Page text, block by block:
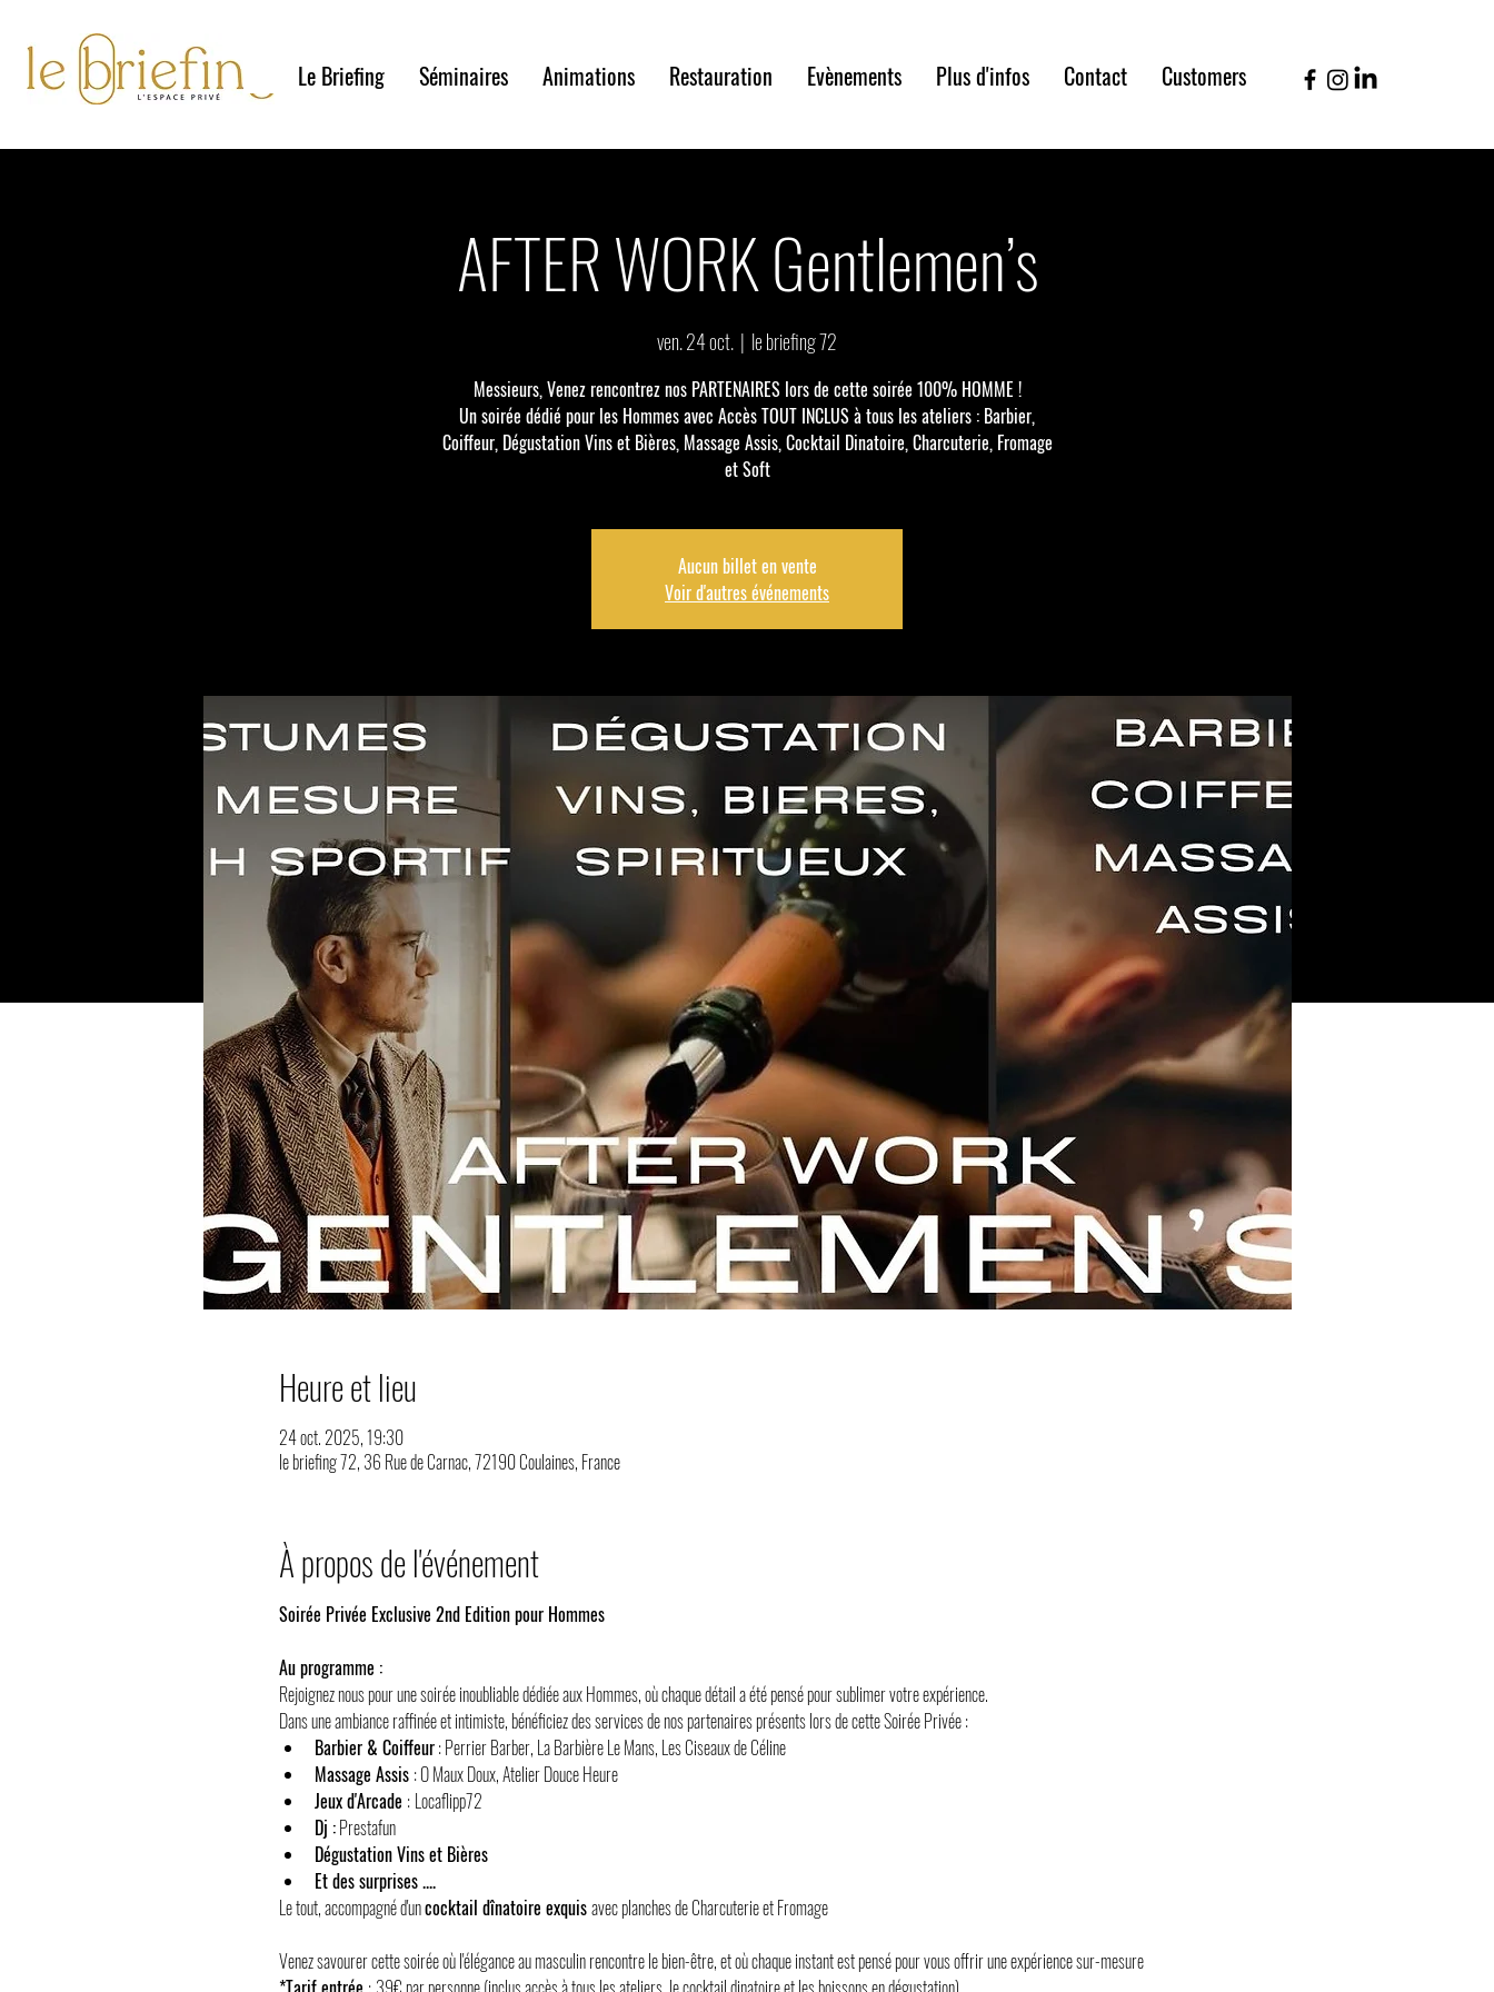
Le Briefing Séminaires Animations Restauration Evènements Plus d'infos Contact Customers
AFTER WORK Gentlemen’s
ven. 24 oct.
  |
le briefing 72
Messieurs, Venez rencontrez nos PARTENAIRES lors de cette soirée 100% HOMME !
Un soirée dédié pour les Hommes avec Accès TOUT INCLUS à tous les ateliers : Barbier,
Coiffeur, Dégustation Vins et Bières, Massage Assis, Cocktail Dinatoire, Charcuterie, Fromage
et Soft
Aucun billet en vente
Voir d'autres événements
Heure et lieu
24 oct. 2025, 19:30
le briefing 72, 36 Rue de Carnac, 72190 Coulaines, France
À propos de l'événement
Soirée Privée Exclusive 2nd Edition pour Hommes
Au programme :
Rejoignez nous pour une soirée inoubliable dédiée aux Hommes, où chaque détail a été pensé pour sublimer votre expérience.
Dans une ambiance raffinée et intimiste, bénéficiez des services de nos partenaires présents lors de cette Soirée Privée :
Barbier & Coiffeur : Perrier Barber, La Barbière Le Mans, Les Ciseaux de Céline
Massage Assis : O Maux Doux, Atelier Douce Heure
Jeux d'Arcade : Locaflipp72
Dj : Prestafun
Dégustation Vins et Bières
Et des surprises ....
Le tout, accompagné d'un cocktail dînatoire exquis avec planches de Charcuterie et Fromage
Venez savourer cette soirée où l'élégance au masculin rencontre le bien-être, et où chaque instant est pensé pour vous offrir une expérience sur-mesure